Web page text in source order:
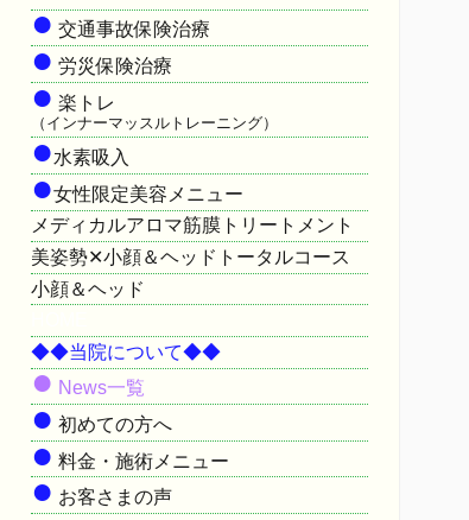
● 交通事故保険治療
● 労災保険治療
● 楽トレ
（インナーマッスルトレーニング）
●水素吸入
●女性限定美容メニュー
メディカルアロマ筋膜トリートメント
美姿勢✕小顔＆ヘッドトータルコース
小顔＆ヘッド
◆◆当院について◆◆
● News一覧
● 初めての方へ
● 料金・施術メニュー
● お客さまの声